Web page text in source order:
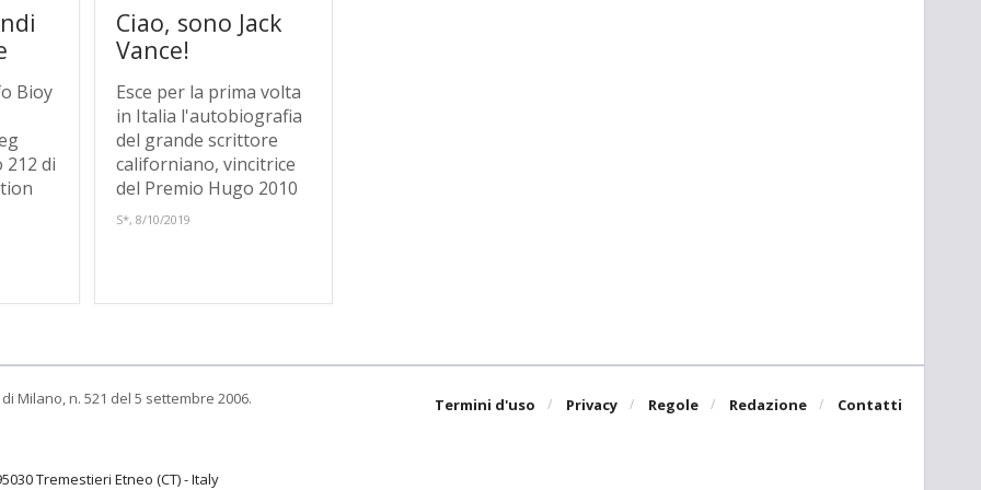
Bioy
212 di
Ciao, sono Jack
Vance!
Esce per la prima volta
in Italia l'autobiografia
del grande scrittore
californiano, vincitrice
del Premio Hugo 2010
S*, 8/10/2019
Termini d'uso Privacy Regole Redazione Contatti
Milano, n. 521 del 5 settembre 2006.
Tremestieri Etneo (CT) - Italy